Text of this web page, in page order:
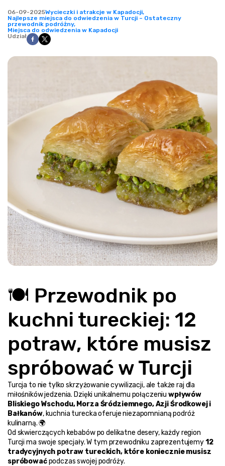
06-09-2025Wycieczki i atrakcje w Kapadocji,
Najlepsze miejsca do odwiedzenia w Turcji – Ostateczny
przewodnik podróżny,
Miejsca do odwiedzenia w Kapadocji
Udział
🍽️ Przewodnik po
kuchni tureckiej: 12
potraw, które musisz
spróbować w Turcji
Turcja to nie tylko skrzyżowanie cywilizacji, ale także raj dla
miłośników jedzenia. Dzięki unikalnemu połączeniu wpływów
Bliskiego Wschodu, Morza Śródziemnego, Azji Środkowej i
Bałkanów, kuchnia turecka oferuje niezapomnianą podróż
kulinarną. 🌍
Od skwierczących kebabów po delikatne desery, każdy region
Turcji ma swoje specjały. W tym przewodniku zaprezentujemy 12
tradycyjnych potraw tureckich, które koniecznie musisz
spróbować podczas swojej podróży.